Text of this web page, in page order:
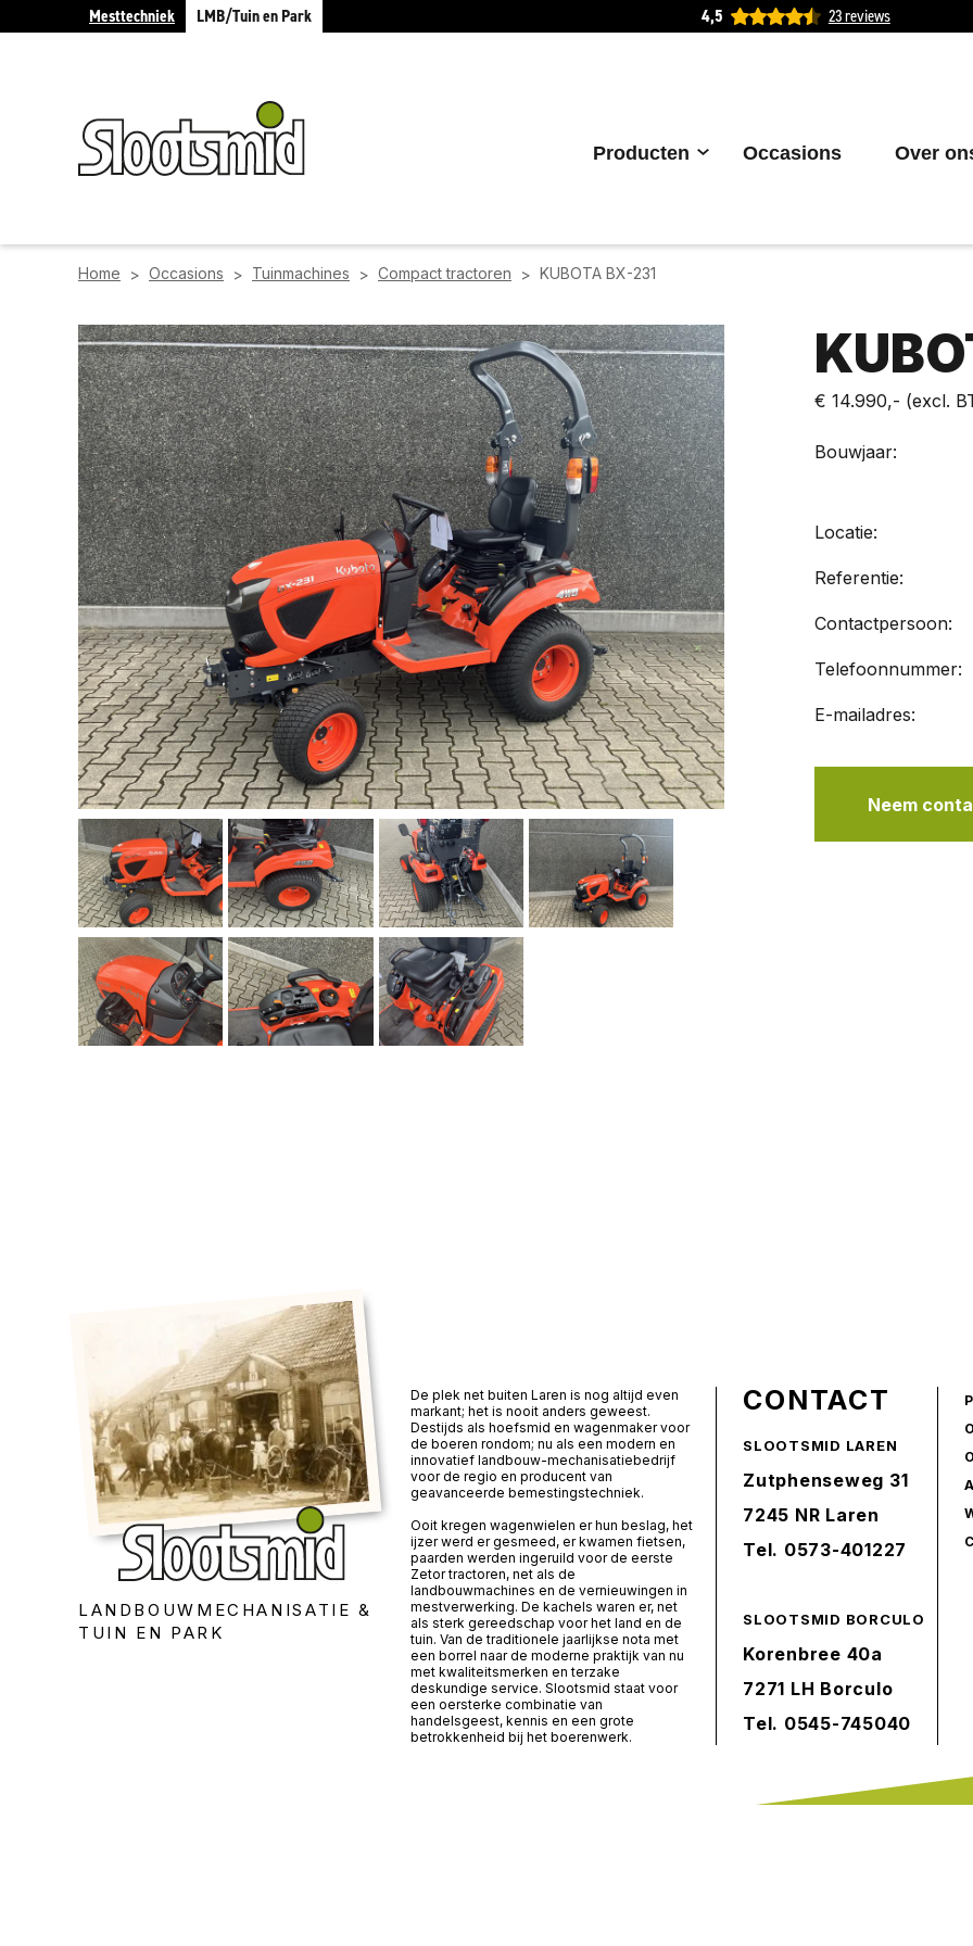
Mesttechniek LMB/Tuin en Park 4,5 23 reviews
Producten Occasions Over
Home > Occasions > Tuinmachines > Compact tractoren > KUBOTA BX-231
€ 14.990,- (excl.
Bouwjaar:
Locatie:
Referentie:
Contactpersoon:
Telefoonnummer:
E-mailadres:
Neem
LANDBOUWMECHANISATIE &
TUIN EN PARK
De plek net buiten Laren is nog altijd even
markant; het is nooit anders geweest.
Destijds als hoefsmid en wagenmaker voor
de boeren rondom; nu als een modern en
innovatief landbouw-mechanisatiebedrijf
voor de regio en producent van
geavanceerde bemestingstechniek.
Ooit kregen wagenwielen er hun beslag, het
ijzer werd er gesmeed, er kwamen fietsen,
paarden werden ingeruild voor de eerste
Zetor tractoren, net als de
landbouwmachines en de vernieuwingen in
mestverwerking. De kachels waren er, net
als sterk gereedschap voor het land en de
tuin. Van de traditionele jaarlijkse nota met
een borrel naar de moderne praktijk van nu
met kwaliteitsmerken en terzake
deskundige service. Slootsmid staat voor
een oersterke combinatie van
handelsgeest, kennis en een grote
betrokkenheid bij het boerenwerk.
CONTACT
SLOOTSMID LAREN
Zutphenseweg 31
7245 NR Laren
Tel. 0573-401227
SLOOTSMID BORCULO
Korenbree 40a
7271 LH Borculo
Tel. 0545-745040